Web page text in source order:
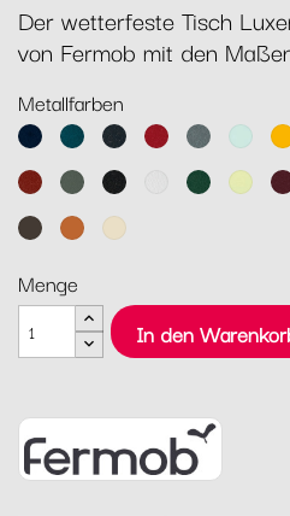
Der wetterfeste Tisch
von Fermob mit den
Metallfarben
AbyssblauAcapulcoblau
Anthrazit
Chili
OckerRosmarin
Lakritz Baumwollweiß
Zederngrün
TonkaKandierte
Latte-
Menge
In den